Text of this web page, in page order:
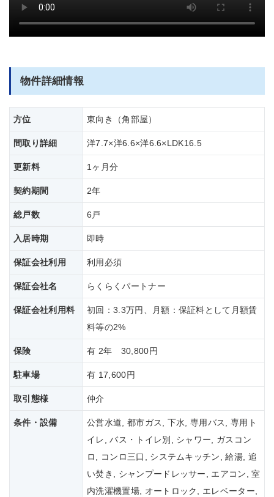
部屋全体
物件詳細情報
方位 東向き（角部屋）
間取り詳細 洋7.7×洋6.6×洋6.6×LDK16.5
更新料 1ヶ月分
契約期間 2年
総戸数 6戸
入居時期 即時
保証会社利用 利用必須
保証会社名 らくらくパートナー
保証会社利用料
初回：3.3万円、月額：保証料として月額賃
料等の2%
保険 有 2年 30,800円
駐車場 有 17,600円
取引態様 仲介
条件・設備
公営水道, 都市ガス, 下水, 専用バス, 専用ト
イレ, バス・トイレ別, シャワー, ガスコン
ロ, コンロ三口, システムキッチン, 給湯, 追
い焚き, シャンプードレッサー, エアコン, 室
内洗濯機置場, オートロック, エレベーター,